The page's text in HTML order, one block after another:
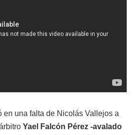
en una falta de Nicolás Vallejos a
Yael Falcón Pérez -avalado